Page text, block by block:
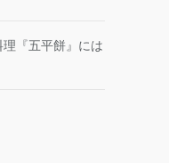
『五平餅』には